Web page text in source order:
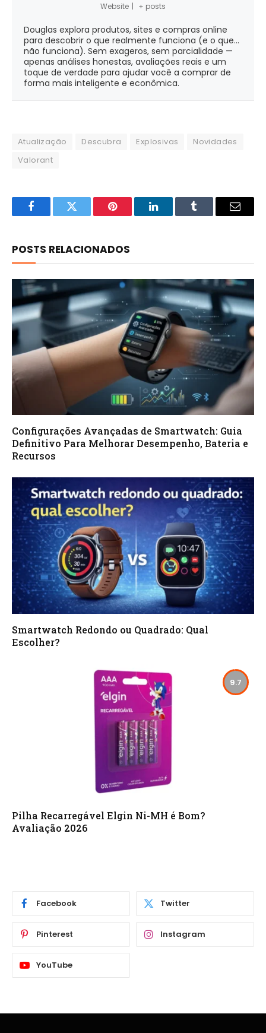
Website | + posts
Douglas explora produtos, sites e compras online
para descobrir o que realmente funciona (e o que...
não funciona). Sem exageros, sem parcialidade —
apenas análises honestas, avaliações reais e um
toque de verdade para ajudar você a comprar de
forma mais inteligente e econômica.
Atualização Descubra Explosivas
Novidades
Valorant
FacebookTwitter Pinterest LinkedInTumblr Email
POSTS RELACIONADOS
Configurações Avançadas de Smartwatch: Guia
Definitivo Para Melhorar Desempenho, Bateria e
Recursos
Smartwatch Redondo ou Quadrado: Qual
Escolher?
9.7
Pilha Recarregável Elgin Ni-MH é Bom?
Avaliação 2026
Facebook Twitter
Pinterest Instagram
YouTube